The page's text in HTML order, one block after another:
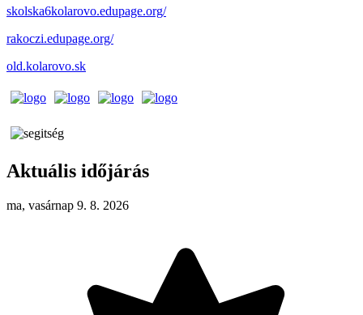
skolska6kolarovo.edupage.org/
rakoczi.edupage.org/
old.kolarovo.sk
Aktuális időjárás
ma, vasárnap 9. 8. 2026